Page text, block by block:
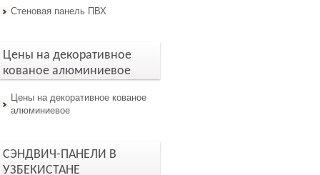
Стеновая панель ПВХ
Цены на декоративное
кованое алюминиевое
Цены на декоративное кованое
алюминиевое
СЭНДВИЧ-ПАНЕЛИ В
УЗБЕКИСТАНЕ